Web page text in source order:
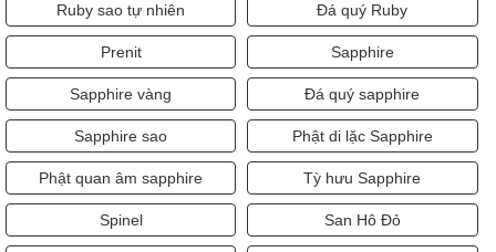
Ruby sao tự nhiên Đá quý Ruby
Prenit Sapphire
Sapphire vàng Đá quý sapphire
Sapphire sao Phật di lặc Sapphire
Phật quan âm sapphire Tỳ hưu Sapphire
Spinel San Hô Đỏ